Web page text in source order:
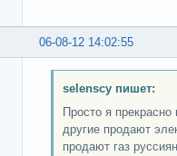
06-08-12 14:02:55
selenscy пишет:
Просто я
другие продают
продают газ